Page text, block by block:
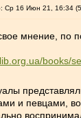
Ср 16 Июн 21, 16:34
мнение, по
books/
и певцами,